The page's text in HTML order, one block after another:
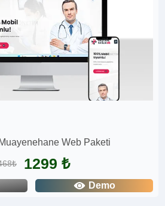
Web Paketi
1299 ₺
Demo